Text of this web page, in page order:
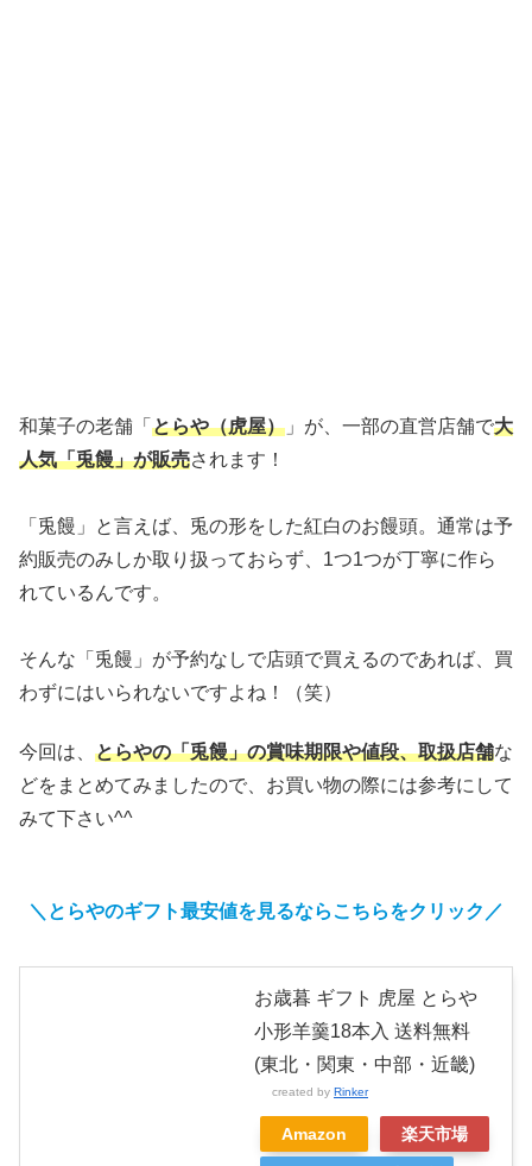
和菓子の老舗「 とらや（虎屋） 」が、一部の直営店舗で大
人気「兎饅」が販売されます！
「兎饅」と言えば、兎の形をした紅白のお饅頭。通常は予
約販売のみしか取り扱っておらず、1つ1つが丁寧に作ら
れているんです。
そんな「兎饅」が予約なしで店頭で買えるのであれば、買
わずにはいられないですよね！（笑）
今回は、 とらやの「兎饅」の賞味期限や値段、取扱店舗な
どをまとめてみましたので、お買い物の際には参考にして
みて下さい^^
＼とらやのギフト最安値を見るならこちらをクリック／
お歳暮 ギフト 虎屋 とらや
小形羊羹18本入 送料無料
(東北・関東・中部・近畿)
created by Rinker
Amazon 楽天市場